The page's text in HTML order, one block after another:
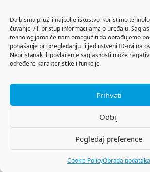
Da bismo pružili najbolje iskustvo, koristimo
čuvanje i/ili pristup informacijama o uređaju.
tehnologijama će nam omogućiti da obrađujemo
ponašanje pri pregledanju ili jedinstveni ID-ovi na
Nepristanak ili povlačenje saglasnosti može
određene karakteristike i funkcije.
Prihvati
Odbij
Pogledaj preference
Cookie PolicyObrada podataka